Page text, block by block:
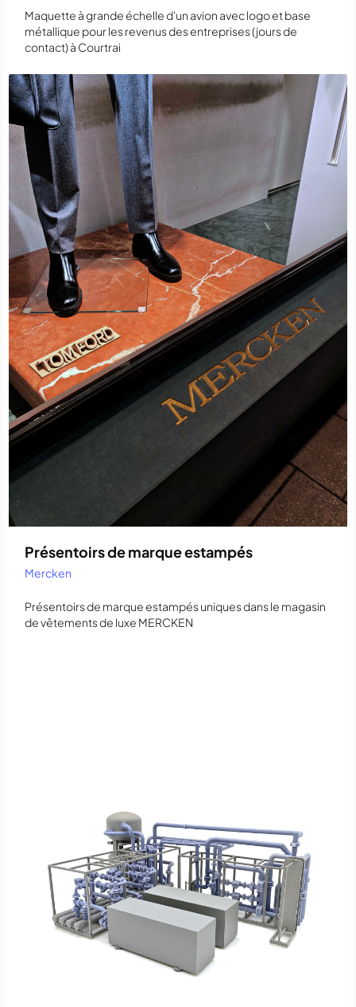
Maquette à grande échelle d'un avion avec logo et base
métallique pour les revenus des entreprises (jours de
contact) à Courtrai
Présentoirs de marque estampés
Mercken
Présentoirs de marque estampés uniques dans le magasin
de vêtements de luxe MERCKEN